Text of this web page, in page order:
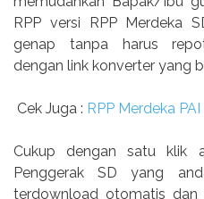
RPP versi RPP Merdeka
genap tanpa harus
dengan link konverter yang
Cek Juga : RPP Merdeka
Cukup dengan satu klik
Penggerak SD yang
terdownload otomatis